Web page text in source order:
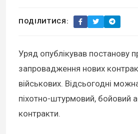
ПОДІЛИТИСЯ:
Уряд опублікував постанову
запровадження нових
військових. Відсьогодні
піхотно-штурмовий, бойовий
контракти.